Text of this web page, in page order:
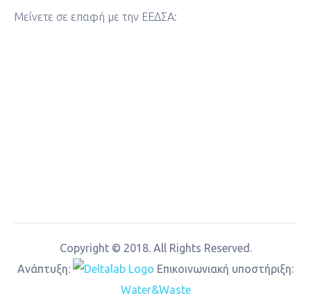
Μείνετε σε επαφή με την ΕΕΔΣΑ:
Copyright © 2018. All Rights Reserved.
Aνάπτυξη:
Επικοινωνιακή υποστήριξη:
Water&Waste